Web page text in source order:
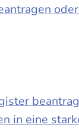
in eine